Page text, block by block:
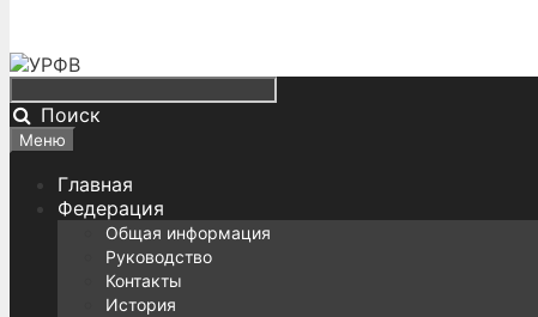
Поиск
Меню
Главная
Федерация
Общая информация
Руководство
Контакты
История